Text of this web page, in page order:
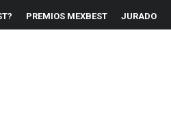
PREMIOS MEXBEST JURADO